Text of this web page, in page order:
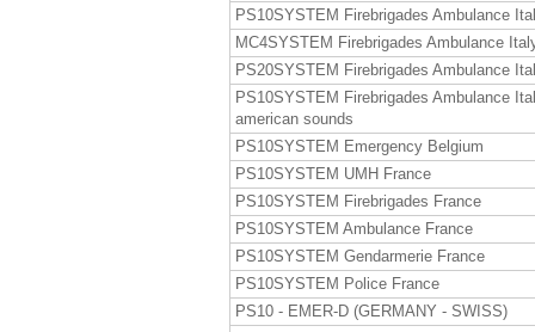
PS10SYSTEM Firebrigades Ambulance
MC4SYSTEM Firebrigades Ambulance
PS20SYSTEM Firebrigades Ambulance
PS10SYSTEM Firebrigades Ambulance
american sounds
PS10SYSTEM Emergency Belgium
PS10SYSTEM UMH France
PS10SYSTEM Firebrigades France
PS10SYSTEM Ambulance France
PS10SYSTEM Gendarmerie France
PS10SYSTEM Police France
PS10 - EMER-D (GERMANY - SWISS)